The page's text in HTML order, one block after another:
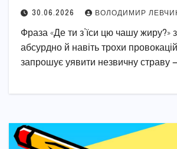
іншомовного походження
30.06.2026 ВОЛОДИМИР
Фраза «Де ти з’їси цю чашу жиру?»
абсурдно й навіть трохи
запрошує уявити незвичну страву